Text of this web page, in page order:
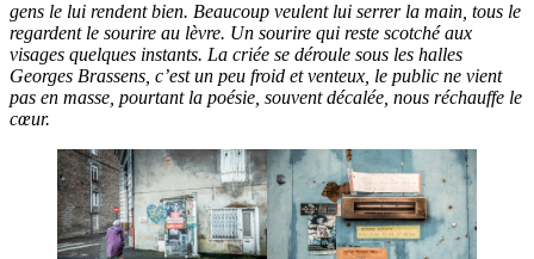
gens le lui rendent bien. Beaucoup veulent lui serrer la main, tous le
regardent le sourire au lèvre. Un sourire qui reste scotché aux
visages quelques instants. La criée se déroule sous les halles
Georges Brassens, c’est un peu froid et venteux, le public ne vient
pas en masse, pourtant la poésie, souvent décalée, nous réchauffe le
cœur.